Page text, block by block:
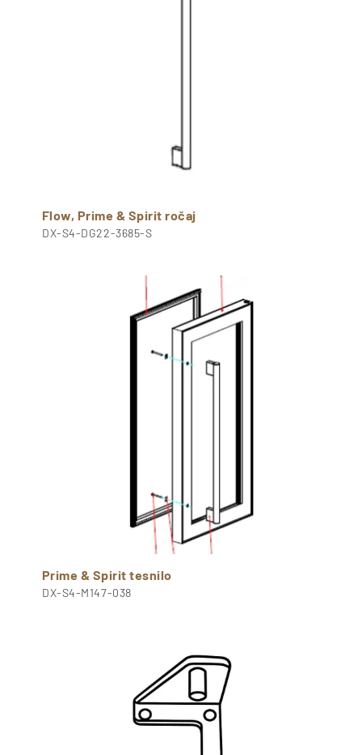
Flow, Prime & Spirit ročaj
DX-S4-DG22-3685-S
Prime & Spirit tesnilo
DX-S4-M147-038